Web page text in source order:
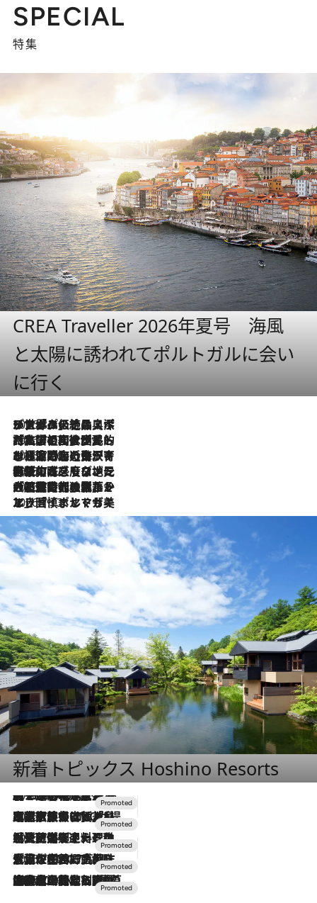
SPECIAL
特集
CREA Traveller 2026年夏号 海風
と太陽に誘われてポルトガルに会い
に行く
2026.8.8
リスボンの絶品スイーツ「パステル・デ・ナタ」とは？ポルトガル伝統の奥深い世界へ
2026.7.27
「私の祖国はポルトガル語です」国民的詩人フェルナンド・ペソアと、彼が愛した文学の街を歩く
2026.7.26
ポルトガル近海が育む極上の海の幸。キリリと冷えた白ワインと愉しむ、シーフード専門店の贅沢
2026.7.22
伝統の味をモダンに昇華。高感度な地元客が集う、リスボンの最旬ガストロノミー
2026.7.21
大航海時代の栄華から、震災、独裁、そして革命へ。ポルトガル・首都リスボンの石畳に刻まれた「歴史の光と影」
2026.7.13
エッセイ・ヤマザキマリ「慎ましくも美しき国 ポルトガル」
新着トピックス Hoshino Resorts
2026.8.7
【トンボの足水浴】ヒノキの香りに包まれて涼感マックス！約13℃の湧水かけ流しを避暑地「星野温泉 トンボの湯」で体験
2026.7.31
【ホテル帰省】という選択肢をOMOが提案。家族とほどよい距離を保つには「昼は実家、夜は気兼ねなくホテルで！」
2026.7.24
【夏限定ディナーコース】旬を迎える稚鮎や花ズッキーニなどをイタリア・トスカーナの郷土料理の手法で満喫！
2026.7.17
「土佐和ハーブかき氷」がOMO7高知に登場！生姜、山椒、大葉など目にも舌にも涼を呼ぶ郷土の味
2026.7.10
NEW OPEN！【界 草津】名湯の地に誕生。趣の異なる2種の温泉と上州ならではの会席・蕎麦割烹など美食を味わう究極の癒やし旅